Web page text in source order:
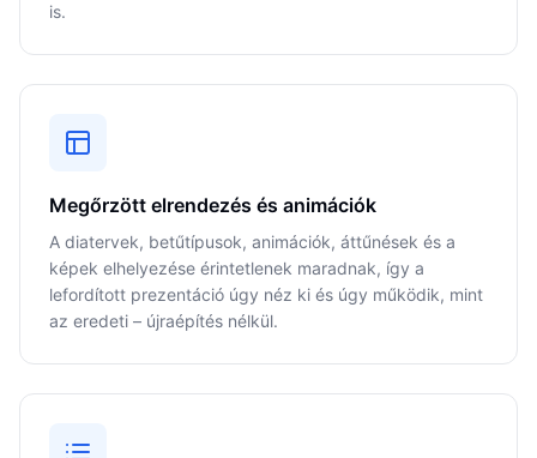
is.
Megőrzött elrendezés és animációk
A diatervek, betűtípusok, animációk, áttűnések és a
képek elhelyezése érintetlenek maradnak, így a
lefordított prezentáció úgy néz ki és úgy működik, mint
az eredeti – újraépítés nélkül.